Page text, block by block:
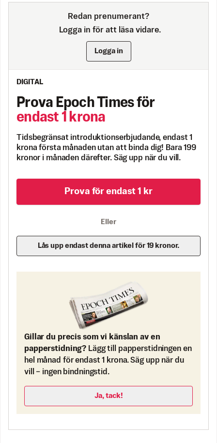
Redan prenumerant?
Logga in för att läsa vidare.
Logga in
DIGITAL
Prova Epoch Times för
endast 1 krona
Tidsbegränsat introduktionserbjudande, endast 1
krona första månaden utan att binda dig! Bara 199
kronor i månaden därefter. Säg upp när du vill.
Prova för endast 1 kr
Eller
Lås upp endast denna artikel för 19 kronor.
Gillar du precis som vi känslan av en
papperstidning? Lägg till papperstidningen en
hel månad för endast 1 krona. Säg upp när du
vill – ingen bindningstid.
Ja, tack!